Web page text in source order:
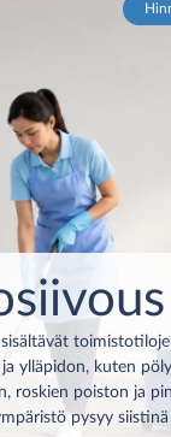
ylläpidon, kuten
roskien poiston ja
pysyy siistinä